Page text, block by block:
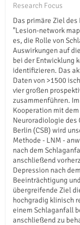
Research Focus
Das primäre Ziel
"Lesion-network
es, die Rolle von
Auswirkungen auf
bei der Entwicklung
identifizieren. Das
Daten von >1500
vier großen
zusammenführen.
Kooperation mit
Neuroradiologie des
Berlin (CSB) wird
Methode - LNM -
nach dem
anschließend
Depression nach
Beeinträchtigung
übergreifende Ziel
hochgradig klinisch
einem Schlaganfall
anschließend zu